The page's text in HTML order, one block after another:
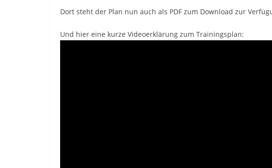
Dort steht der Plan nun auch als PDF zum Download zur
Und hier eine kurze Videoerklärung zum Trainingsplan: